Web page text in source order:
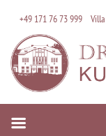
content
+49 171 76 73 999